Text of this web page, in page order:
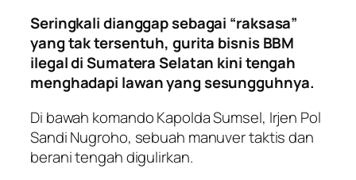
Seringkali dianggap sebagai “raksasa”
yang tak tersentuh, gurita bisnis BBM
ilegal di Sumatera Selatan kini tengah
menghadapi lawan yang sesungguhnya.
Di bawah komando Kapolda Sumsel, Irjen Pol
Sandi Nugroho, sebuah manuver taktis dan
berani tengah digulirkan.